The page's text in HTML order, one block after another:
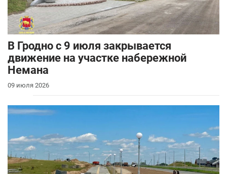
В Гродно с 9 июля закрывается
движение на участке набережной
Немана
09 июля 2026